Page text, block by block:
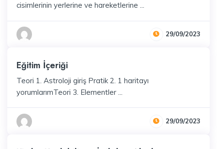
cisimlerinin yerlerine ve hareketlerine ...
29/09/2023
Eğitim İçeriği
Teori 1. Astroloji giriş Pratik 2. 1 haritayı
yorumlarımTeori 3. Elementler ...
29/09/2023